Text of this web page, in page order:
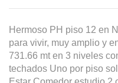
Hermoso PH piso 12 en
para vivir, muy amplio y
731.66 mt en 3 niveles
techados Uno por piso